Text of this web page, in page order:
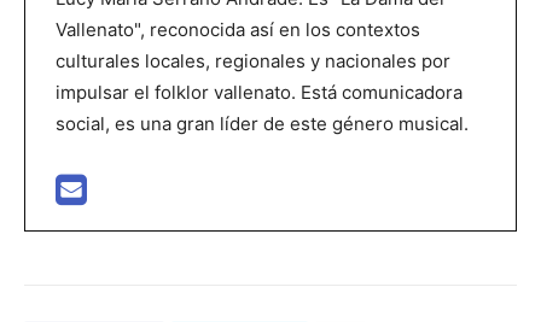
Vallenato", reconocida así en los contextos
culturales locales, regionales y nacionales por
impulsar el folklor vallenato. Está comunicadora
social, es una gran líder de este género musical.